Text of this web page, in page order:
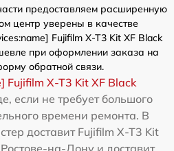
предоставляем расширенную
центр уверены в качестве
Fujifilm X-T3 Kit XF Black
при оформлении заказа на
обратной связи.
Fujifilm X-T3 Kit XF Black
если не требует большого
времени ремонта. В
доставит Fujifilm X-T3 Kit